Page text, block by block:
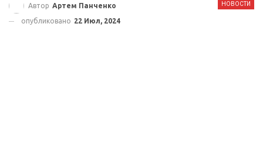
НОВОСТИ
Автор Артем Панченко
опубликовано 22 Июл, 2024